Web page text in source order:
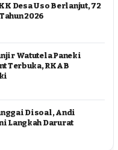
Desa Uso Berlanjut, 72
2026
Watutela Paneki
Terbuka, RKAB
Disoal, Andi
Langkah Darurat